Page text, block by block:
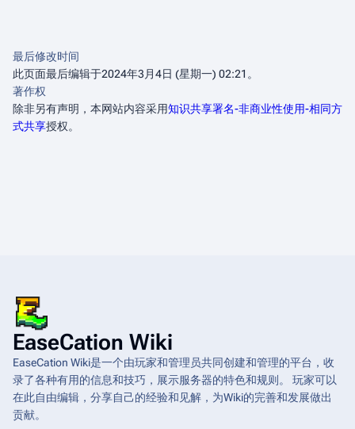
最后修改时间
此页面最后编辑于2024年3月4日 (星期一) 02:21。
著作权
除非另有声明，本网站内容采用知识共享署名-非商业性使用-相同方
式共享授权。
EaseCation Wiki
EaseCation Wiki是一个由玩家和管理员共同创建和管理的平台，收
录了各种有用的信息和技巧，展示服务器的特色和规则。 玩家可以
在此自由编辑，分享自己的经验和见解，为Wiki的完善和发展做出
贡献。